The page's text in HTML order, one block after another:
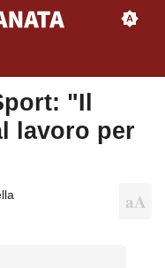
"Il
lavoro per